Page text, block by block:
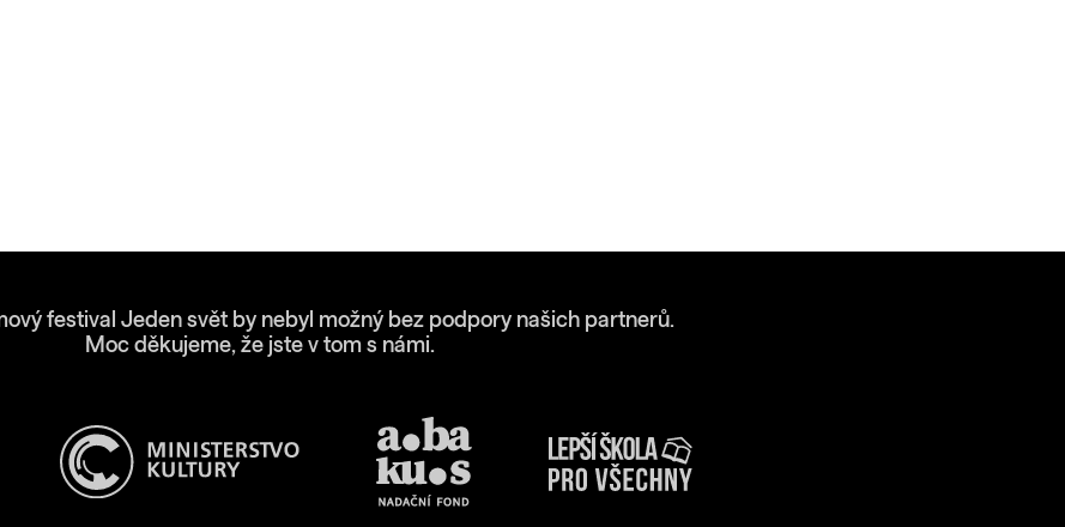
festival Jeden svět by nebyl možný bez podpory našich partnerů.
Moc děkujeme, že jste v tom s námi.